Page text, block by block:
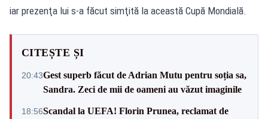
iar prezenţa lui s-a făcut simţită la această Cupă Mondială.
CITEȘTE ȘI
20:43Gest superb făcut de Adrian Mutu pentru soția sa,
Sandra. Zeci de mii de oameni au văzut imaginile
18:56Scandal la UEFA! Florin Prunea, reclamat de